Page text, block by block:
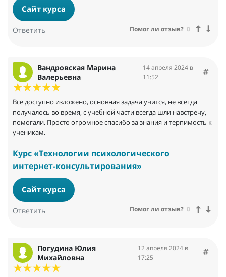
Сайт курса
Ответить Помог ли отзыв? 0
Вандровская Марина
Валерьевна
14 апреля 2024 в
11:52
Все доступно изложено, основная задача учится, не всегда
получалось во время, с учебной части всегда шли навстречу,
помогали. Просто огромное спасибо за знания и терпимость к
ученикам.
Курс «Технологии психологического
интернет-консультирования»
Сайт курса
Ответить Помог ли отзыв? 0
Погудина Юлия
Михайловна
12 апреля 2024 в
17:25